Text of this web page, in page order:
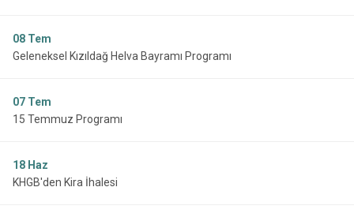
08 Tem
Geleneksel Kızıldağ Helva Bayramı Programı
07 Tem
15 Temmuz Programı
18 Haz
KHGB'den Kira İhalesi